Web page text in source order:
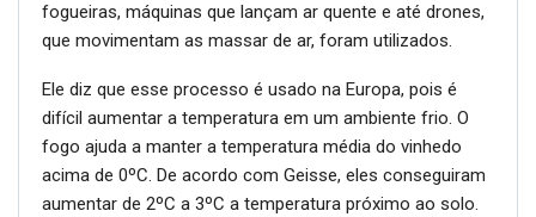
fogueiras, máquinas que lançam ar quente e até drones,
que movimentam as massar de ar, foram utilizados.
Ele diz que esse processo é usado na Europa, pois é
difícil aumentar a temperatura em um ambiente frio. O
fogo ajuda a manter a temperatura média do vinhedo
acima de 0ºC. De acordo com Geisse, eles conseguiram
aumentar de 2ºC a 3ºC a temperatura próximo ao solo.